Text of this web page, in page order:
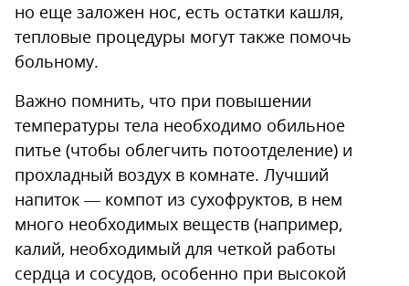
но еще заложен нос, есть остатки кашля,
тепловые процедуры могут также помочь
больному.
Важно помнить, что при повышении
температуры тела необходимо обильное
питье (чтобы облегчить потоотделение) и
прохладный воздух в комнате. Лучший
напиток — компот из сухофруктов, в нем
много необходимых веществ (например,
калий, необходимый для четкой работы
сердца и сосудов, особенно при высокой